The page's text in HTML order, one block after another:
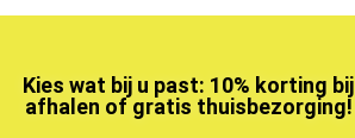
Kies wat bij u past: 10% korting bij
afhalen of gratis thuisbezorging!